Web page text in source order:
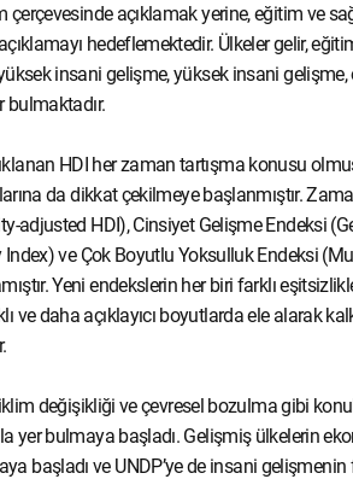
açıklamak yerine, eğitim ve
hedeflemektedir. Ülkeler gelir,
insani gelişme, yüksek insani
bulmaktadır.
HDI her zaman tartışma konusu
da dikkat çekilmeye başlanmıştır.
adjusted HDI), Cinsiyet Gelişme Endeksi
ve Çok Boyutlu Yoksulluk Endeksi
Yeni endekslerin her biri farklı
ve daha açıklayıcı boyutlarda ele alarak
değişikliği ve çevresel bozulma gibi
yer bulmaya başladı. Gelişmiş ülkelerin
başladı ve UNDP’ye de insani gelişmenin